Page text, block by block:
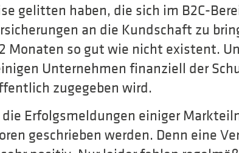
gelitten haben, die sich im B2C-
an die Kundschaft zu
Monaten so gut wie nicht existent.
Unternehmen finanziell der
zugegeben wird.
die Erfolgsmeldungen einiger
geschrieben werden. Denn eine